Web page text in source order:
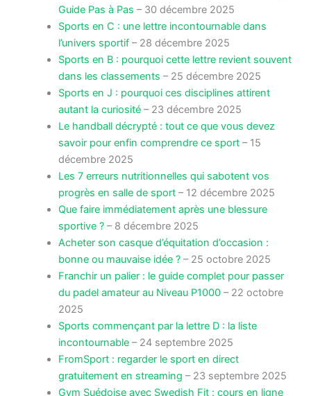
Guide Pas à Pas – 30 décembre 2025
Sports en C : une lettre incontournable dans
l’univers sportif– 28 décembre 2025
Sports en B : pourquoi cette lettre revient souvent
dans les classements – 25 décembre 2025
Sports en J : pourquoi ces disciplines attirent
autant la curiosité– 23 décembre 2025
Le handball décrypté : tout ce que vous devez
savoir pour enfin comprendre ce sport– 15
décembre 2025
Les 7 erreurs nutritionnelles qui sabotent vos
progrès en salle de sport– 12 décembre 2025
Que faire immédiatement après une blessure
sportive ?– 8 décembre 2025
Acheter son casque d’équitation d’occasion :
bonne ou mauvaise idée ?– 25 octobre 2025
Franchir un palier : le guide complet pour passer
du padel amateur au Niveau P1000– 22 octobre
2025
Sports commençant par la lettre D : la liste
incontournable– 24 septembre 2025
FromSport : regarder le sport en direct
gratuitement en streaming – 23 septembre 2025
Gym Suédoise avec Swedish Fit : cours en ligne